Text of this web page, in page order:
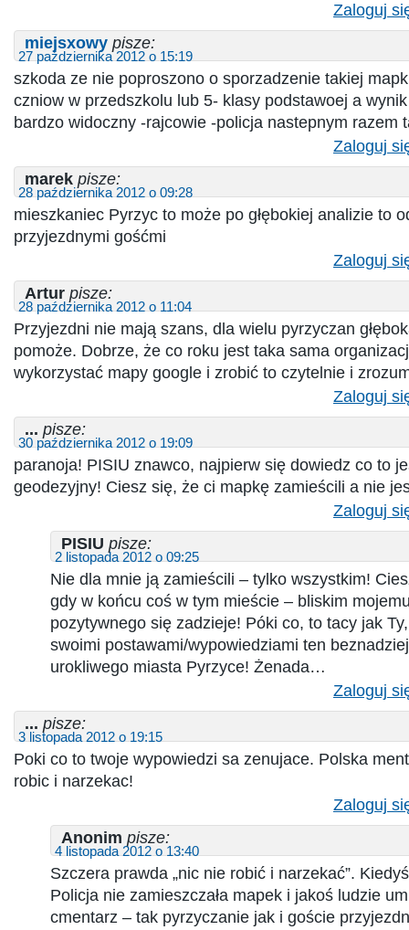
Zaloguj
miejsxowy pisze:
27 października 2012 o 15:19
szkoda ze nie poproszono o sporzadzenie takiej
czniow w przedszkolu lub 5- klasy podstawoej a
bardzo widoczny -rajcowie -policja nastepnym razem
Zaloguj
marek pisze:
28 października 2012 o 09:28
mieszkaniec Pyrzyc to może po głębokiej analizie to
przyjezdnymi gośćmi
Zaloguj
Artur pisze:
28 października 2012 o 11:04
Przyjezdni nie mają szans, dla wielu pyrzyczan
pomoże. Dobrze, że co roku jest taka sama
wykorzystać mapy google i zrobić to czytelnie i
Zaloguj
... pisze:
30 października 2012 o 19:09
paranoja! PISIU znawco, najpierw się dowiedz co to
geodezyjny! Ciesz się, że ci mapkę zamieścili a nie
Zaloguj
PISIU pisze:
2 listopada 2012 o 09:25
Nie dla mnie ją zamieścili – tylko wszystkim!
gdy w końcu coś w tym mieście – bliskim
pozytywnego się zadzieje! Póki co, to tacy jak
swoimi postawami/wypowiedziami ten
urokliwego miasta Pyrzyce! Żenada…
Zaloguj
... pisze:
3 listopada 2012 o 19:15
Poki co to twoje wypowiedzi sa zenujace. Polska
robic i narzekac!
Zaloguj
Anonim pisze:
4 listopada 2012 o 13:40
Szczera prawda „nic nie robić i narzekać”.
Policja nie zamieszczała mapek i jakoś ludzie
cmentarz – tak pyrzyczanie jak i goście